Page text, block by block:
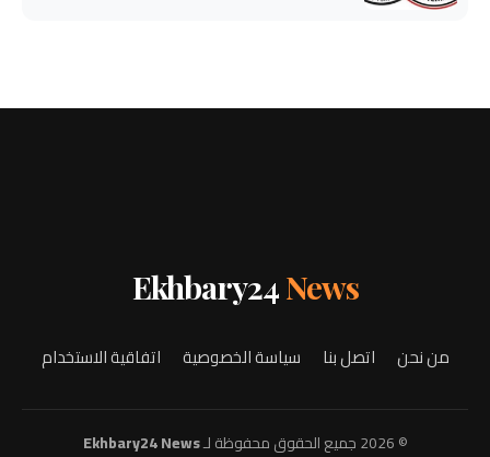
Ekhbary24News
من نحن اتصل بنا سياسة الخصوصية اتفاقية الاستخدام
© 2026 جميع الحقوق محفوظة لـ Ekhbary24 News